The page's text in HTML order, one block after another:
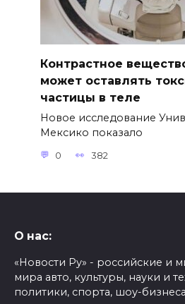
Контрастное
может оставлять
частицы в теле
Новое исследование
Мексико показало
0 382
О нас:
«Новости Ру» - российские и
мира авто, культуры, науки и
политики, спорта, шоу-